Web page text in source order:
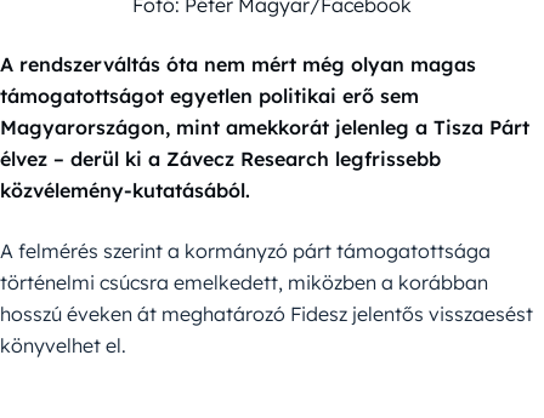
Fotó: Péter Magyar/Facebook
A rendszerváltás óta nem mért még olyan magas
támogatottságot egyetlen politikai erő sem
Magyarországon, mint amekkorát jelenleg a Tisza Párt
élvez – derül ki a Závecz Research legfrissebb
közvélemény-kutatásából.
A felmérés szerint a kormányzó párt támogatottsága
történelmi csúcsra emelkedett, miközben a korábban
hosszú éveken át meghatározó Fidesz jelentős visszaesést
könyvelhet el.